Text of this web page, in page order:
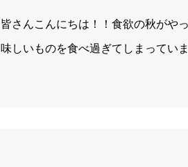
皆さんこんにちは！！食欲の秋がや
味しいものを食べ過ぎてしまってい